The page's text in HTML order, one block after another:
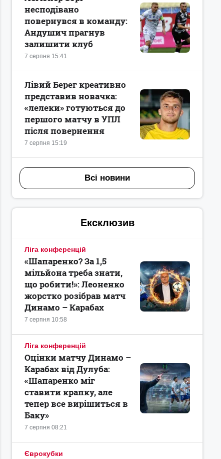
7 серпня 15:41
несподівано
повернувся в команду:
Андушич прагнув
залишити клуб
7 серпня 15:19
Лівий Берег креативно
представив новачка:
«лелеки» готуються до
першого матчу в УПЛ
після повернення
Всі новини
Ексклюзив
Ліга конференцій
7 серпня 10:58
«Шапаренко? За 1,5
мільйона треба знати,
що робити!»: Леоненко
жорстко розібрав матч
Динамо – Карабах
Ліга конференцій
7 серпня 08:21
Оцінки матчу Динамо –
Карабах від Дулуба:
«Шапаренко міг
ставити крапку, але
тепер все вирішиться в
Баку»
Єврокубки